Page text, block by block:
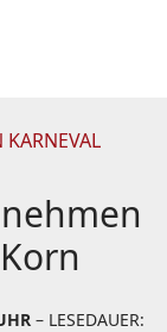
– LESEDAUER: